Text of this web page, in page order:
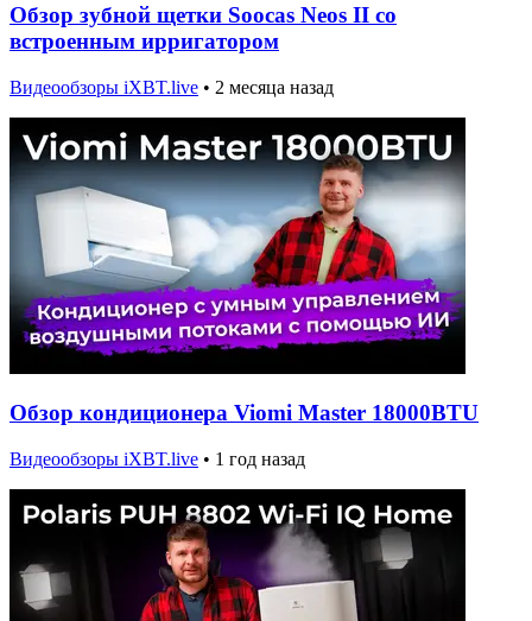
Обзор зубной щетки Soocas Neos II со
встроенным ирригатором
Видеообзоры iXBT.live • 2 месяца назад
Обзор кондиционера Viomi Master 18000BTU
Видеообзоры iXBT.live • 1 год назад